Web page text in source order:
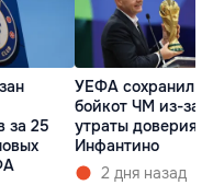
за 25
УЕФА сохранил
бойкот ЧМ из-за
утраты доверия к
Инфантино
2 дня назад